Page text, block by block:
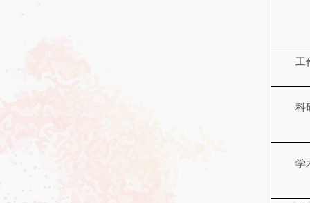
工
科
学